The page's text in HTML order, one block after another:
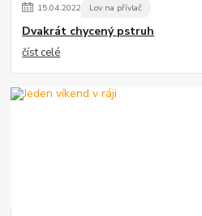
15.04.2022 Lov na přívlač
Dvakrát chycený pstruh
číst celé